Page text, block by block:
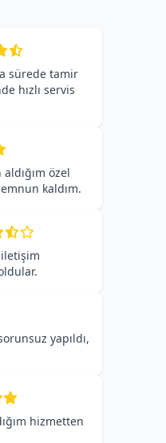
sürede tamir
hızlı servis
özel
kaldım.
iletişim
yapıldı,
hizmetten